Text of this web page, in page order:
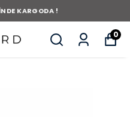
KARGODA !
0